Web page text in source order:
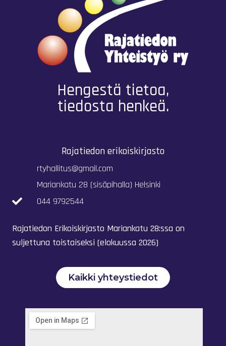
Hengestä tietoa,
tiedosta henkeä.
Rajatiedon erikoiskirjasto
rtyhallitus@gmail.com
Mariankatu 28 (sisäpihalla) Helsinki
044 9792544
Rajatiedon Erikoiskirjasto Mariankatu 28:ssa on
suljettuna toistaiseksi (elokuussa 2026)
Kaikki yhteystiedot